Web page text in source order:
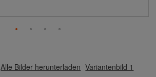
Alle Bilder herunterladen Variantenbild 1